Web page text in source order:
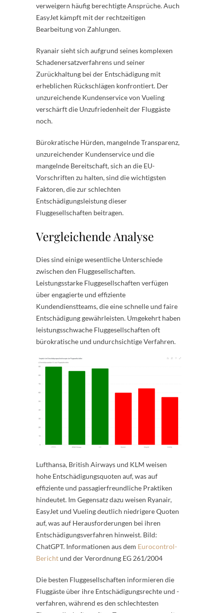
verweigern häufig berechtigte Ansprüche. Auch
EasyJet kämpft mit der rechtzeitigen
Bearbeitung von Zahlungen.
Ryanair sieht sich aufgrund seines komplexen
Schadenersatzverfahrens und seiner
Zurückhaltung bei der Entschädigung mit
erheblichen Rückschlägen konfrontiert. Der
unzureichende Kundenservice von Vueling
verschärft die Unzufriedenheit der Fluggäste
noch.
Bürokratische Hürden, mangelnde Transparenz,
unzureichender Kundenservice und die
mangelnde Bereitschaft, sich an die EU-
Vorschriften zu halten, sind die wichtigsten
Faktoren, die zur schlechten
Entschädigungsleistung dieser
Fluggesellschaften beitragen.
Vergleichende Analyse
Dies sind einige wesentliche Unterschiede
zwischen den Fluggesellschaften.
Leistungsstarke Fluggesellschaften verfügen
über engagierte und effiziente
Kundendienstteams, die eine schnelle und faire
Entschädigung gewährleisten. Umgekehrt haben
leistungsschwache Fluggesellschaften oft
bürokratische und undurchsichtige Verfahren.
Lufthansa, British Airways und KLM weisen
hohe Entschädigungsquoten auf, was auf
effiziente und passagierfreundliche Praktiken
hindeutet. Im Gegensatz dazu weisen Ryanair,
EasyJet und Vueling deutlich niedrigere Quoten
auf, was auf Herausforderungen bei ihren
Entschädigungsverfahren hinweist. Bild:
ChatGPT. Informationen aus dem Eurocontrol-
Berichtund der Verordnung EG 261/2004
Die besten Fluggesellschaften informieren die
Fluggäste über ihre Entschädigungsrechte und -
verfahren, während es den schlechtesten